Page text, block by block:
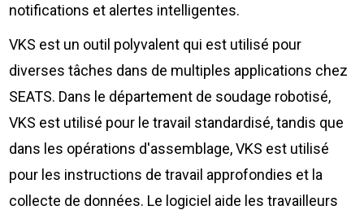
notifications et alertes intelligentes.
VKS est un outil polyvalent qui est utilisé pour
diverses tâches dans de multiples applications chez
SEATS. Dans le département de soudage robotisé,
VKS est utilisé pour le travail standardisé, tandis que
dans les opérations d'assemblage, VKS est utilisé
pour les instructions de travail approfondies et la
collecte de données. Le logiciel aide les travailleurs